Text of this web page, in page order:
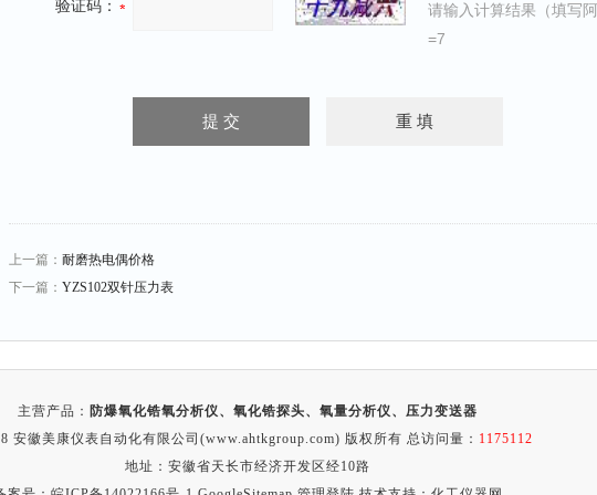
验证码：
请输入计算结果（填写
=7
上一篇： 耐磨热电偶价格
下一篇： YZS102双针压力表
主营产品： 防爆氧化锆氧分析仪、氧化锆探头、氧量分析仪、压力变送器
安徽美康仪表自动化有限公司(www.ahtkgroup.com) 版权所有 总访问量： 1175112
地址：安徽省天长市经济开发区经10路